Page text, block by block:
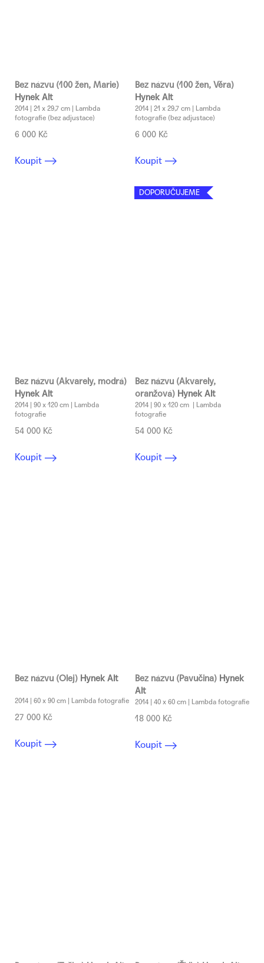
Bez názvu (100 žen, Marie)
Hynek Alt
2014 | 21 x 29,7 cm | Lambda
fotografie (bez adjustace)
6 000 Kč
Koupit
Bez názvu (100 žen, Věra)
Hynek Alt
2014 | 21 x 29,7 cm | Lambda
fotografie (bez adjustace)
6 000 Kč
Koupit
Bez názvu (Akvarely, modrá)
Hynek Alt
2014 | 90 x 120 cm | Lambda
fotografie
54 000 Kč
Koupit
DOPORUČUJEME
Bez názvu (Akvarely,
oranžová) Hynek Alt
2014 | 90 x 120 cm | Lambda
fotografie
54 000 Kč
Koupit
Bez názvu (Olej) Hynek Alt
2014 | 60 x 90 cm | Lambda fotografie
27 000 Kč
Koupit
Bez názvu (Pavučina) Hynek
Alt
2014 | 40 x 60 cm | Lambda fotografie
18 000 Kč
Koupit